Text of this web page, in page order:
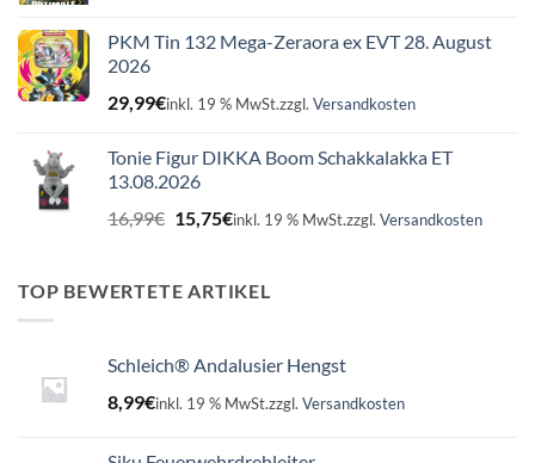
PKM Tin 132 Mega-Zeraora ex EVT 28. August
2026
29,99€inkl. 19 % MwSt.zzgl. Versandkosten
Tonie Figur DIKKA Boom Schakkalakka ET
13.08.2026
16,99€ Ursprünglicher
Preis
16,99€
15,75€Aktueller
15,75€.
inkl. 19 % MwSt.zzgl. Versandkosten
TOP BEWERTETE ARTIKEL
Schleich® Andalusier Hengst
8,99€inkl. 19 % MwSt.zzgl. Versandkosten